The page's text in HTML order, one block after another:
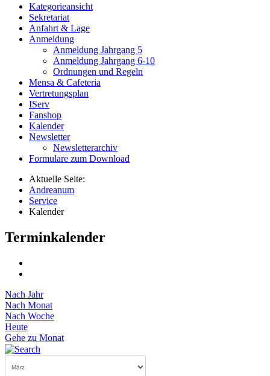
Kategorieansicht
Sekretariat
Anfahrt & Lage
Anmeldung
Anmeldung Jahrgang 5
Anmeldung Jahrgang 6-10
Ordnungen und Regeln
Mensa & Cafeteria
Vertretungsplan
IServ
Fanshop
Kalender
Newsletter
Newsletterarchiv
Formulare zum Download
Aktuelle Seite:
Andreanum
Service
Kalender
Terminkalender
Nach Jahr
Nach Monat
Nach Woche
Heute
Gehe zu Monat